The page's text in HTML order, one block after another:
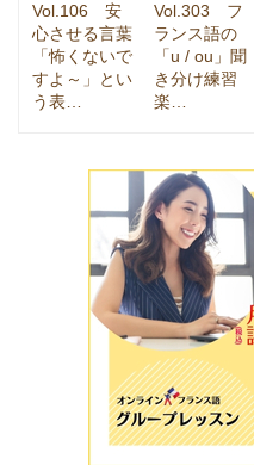
Vol.106 安
心させる言葉
「怖くないで
すよ～」とい
う表…
Vol.303 フ
ランス語の
「u / ou」聞
き分け練習
楽…